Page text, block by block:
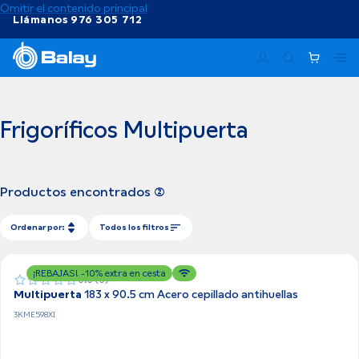
Omitir el contenido principal
Llámanos 976 305 712
Frigoríficos Multipuerta
Productos encontrados (2)
Ordenar por: Todos los filtros
Multipuerta 183 x 90.5 cm Acero cepillado antihuellas
3KME598XI
0.0 (0)
¡REBAJAS! -10% extra en cesta